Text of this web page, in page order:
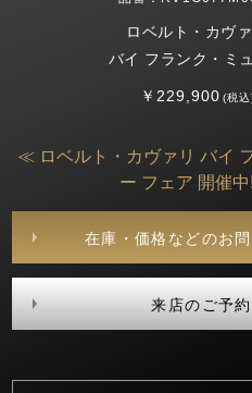
ロベルト・カヴァ
バイ フランク・ミ
￥229,900(税込
≪ ロベルト・カヴァリ バイ
ー フェア 開催
在庫・価格などのお
来店のご予約